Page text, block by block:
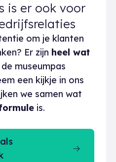
is er ook voor
om je klanten
Er zijn heel wat
museumpas
een kijkje in ons
we samen wat
is.